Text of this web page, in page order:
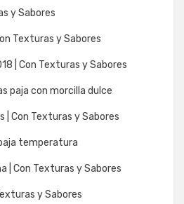
y Sabores
Texturas y Sabores
| Con Texturas y Sabores
paja con morcilla dulce
| Con Texturas y Sabores
temperatura
| Con Texturas y Sabores
y Sabores